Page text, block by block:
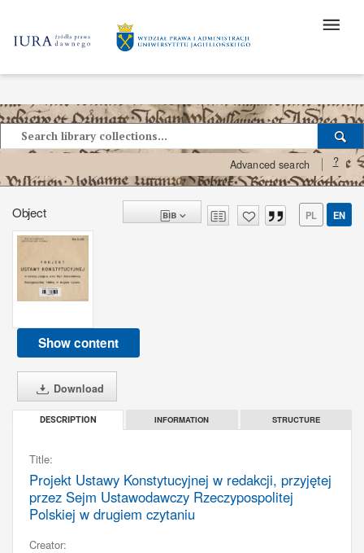
Advanced search ?
Object PL EN
Show content
Download
DESCRIPTION INFORMATION STRUCTURE
Title:
Projekt Ustawy Konstytucyjnej w redakcji, przyjętej
przez Sejm Ustawodawczy Rzeczypospolitej
Polskiej w drugiem czytaniu
Creator: